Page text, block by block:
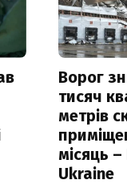
Ворог
тисяч
метрів
місяць
Ukraine